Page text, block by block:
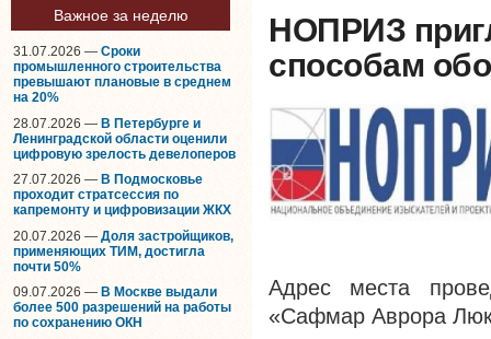
Важное за неделю
31.07.2026 — Сроки
промышленного строительства
превышают плановые в среднем
на 20%
28.07.2026 — В Петербурге и
Ленинградской области оценили
цифровую зрелость девелоперов
27.07.2026 — В Подмосковье
проходит стратсессия по
капремонту и цифровизации ЖКХ
20.07.2026 — Доля застройщиков,
применяющих ТИМ, достигла
почти 50%
09.07.2026 — В Москве выдали
более 500 разрешений на работы
по сохранению ОКН
НОПРИЗ
способам
Адрес места
«Сафмар Аврора